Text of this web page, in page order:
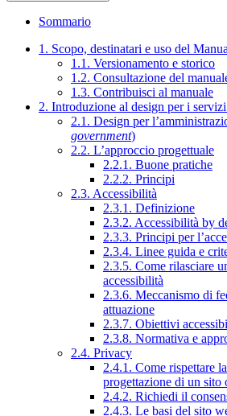
Sommario
1. Scopo, destinatari e uso del
1.1. Versionamento e storico
1.2. Consultazione del
1.3. Contribuisci al manuale
2. Introduzione al design per i
2.1. Design per
government)
2.2. L’approccio progettuale
2.2.1. Buone pratiche
2.2.2. Principi
2.3. Accessibilità
2.3.1. Definizione
2.3.2. Accessibilità by
2.3.3. Principi per
2.3.4. Linee guida e
2.3.5. Come rilasciare
accessibilità
2.3.6. Meccanismo di
attuazione
2.3.7. Obiettivi
2.3.8. Normativa e
2.4. Privacy
2.4.1. Come rispettare
progettazione di un sito
2.4.2. Richiedi il
2.4.3. Le basi del sito